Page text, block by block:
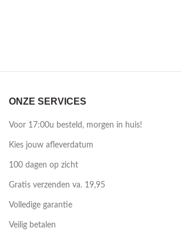
ONZE SERVICES
Voor 17:00u besteld, morgen in huis!
Kies jouw afleverdatum
100 dagen op zicht
Gratis verzenden va. 19,95
Volledige garantie
Veilig betalen